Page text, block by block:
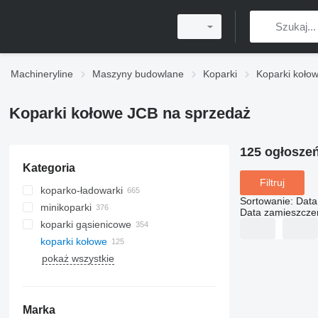
Machineryline Maszyny budowlane Koparki Koparki
Koparki kołowe JCB na sprzedaż
Kategoria
koparko-ładowarki
minikoparki
koparki gąsienicowe
koparki kołowe
pokaż wszystkie
Marka
125
Filtruj
Sortowanie:
Data